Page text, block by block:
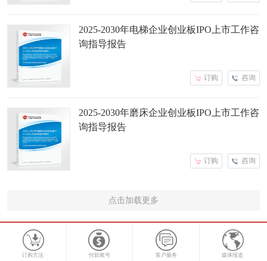
2025-2030年电梯企业创业板IPO上市工作咨
询指导报告
咨询
订购
2025-2030年磨床企业创业板IPO上市工作咨
询指导报告
咨询
订购
点击加载更多
订购方法 付款账号 客户服务 媒体报道